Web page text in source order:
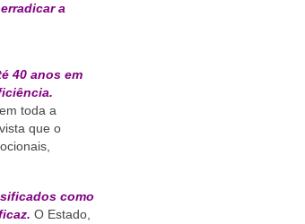
a
40 anos em
toda a
que o
como
O Estado,